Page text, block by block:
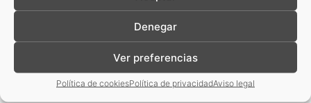
Denegar
Ver preferencias
Política de cookiesPolítica de privacidadAviso legal
Información básica sobre protección de datos